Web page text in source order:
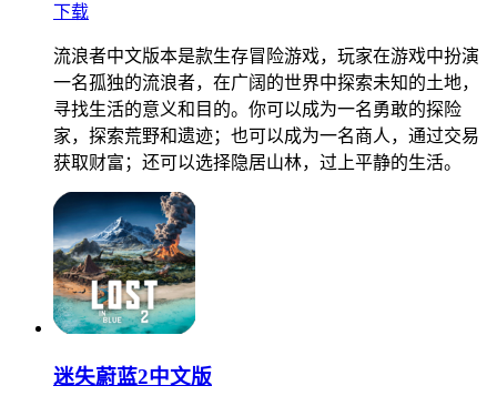
下载
流浪者中文版本是款生存冒险游戏，玩家在游戏中扮演
一名孤独的流浪者，在广阔的世界中探索未知的土地，
寻找生活的意义和目的。你可以成为一名勇敢的探险
家，探索荒野和遗迹；也可以成为一名商人，通过交易
获取财富；还可以选择隐居山林，过上平静的生活。
迷失蔚蓝2中文版